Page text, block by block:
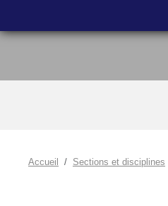
Accueil Sections et disciplines